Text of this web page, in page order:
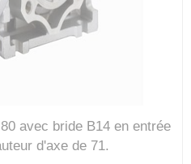
avec bride B14 en entrée
d'axe de 71.